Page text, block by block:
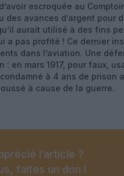
escroquée au
des avances d’argent pour
aurait utilisé à des fins
a pas profité ! Ce dernier
dans l’aviation. Une
en mars 1917, pour faux,
à 4 ans de prison
à cause de la guerre.
l’article ?
faites un don !